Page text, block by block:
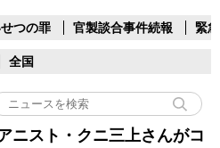
つの罪 官製談合事件続報 緊
全国
ニスト・クニ三上さんがコ